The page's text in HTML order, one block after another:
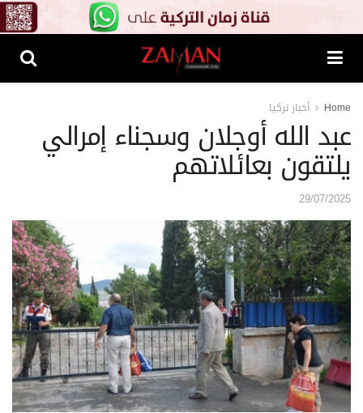
Home أخبار تركيا
عبد الله أوجلان وسجناء إمرالي
يلتقون بعائلاتهم
29/07/2025